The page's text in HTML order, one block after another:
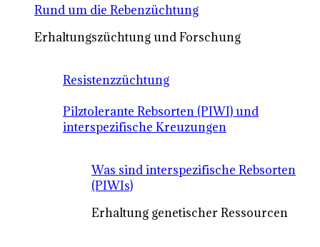
Rund um die Rebenzüchtung
Erhaltungszüchtung und Forschung
Resistenzzüchtung
Pilztolerante Rebsorten (PIWI) und
interspezifische Kreuzungen
Was sind interspezifische Rebsorten
(PIWIs)
Erhaltung genetischer Ressourcen